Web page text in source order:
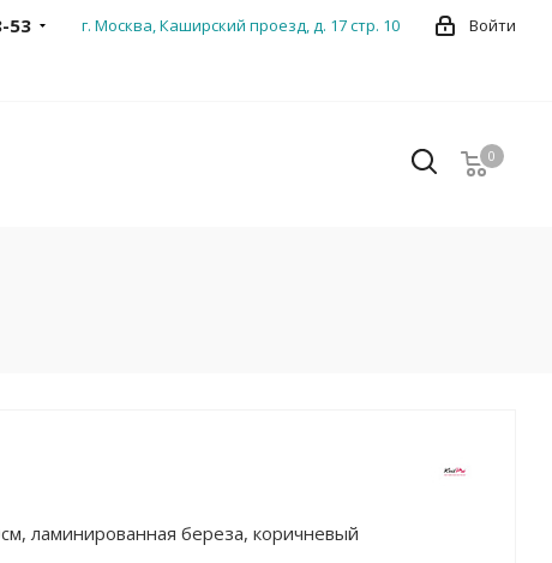
Войти
г. Москва, Каширский проезд, д. 17 стр. 10
53
0
0
ламинированная береза, коричневый